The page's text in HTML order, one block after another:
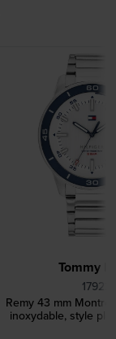
Tommy
Remy 43 mm
inoxydable, style